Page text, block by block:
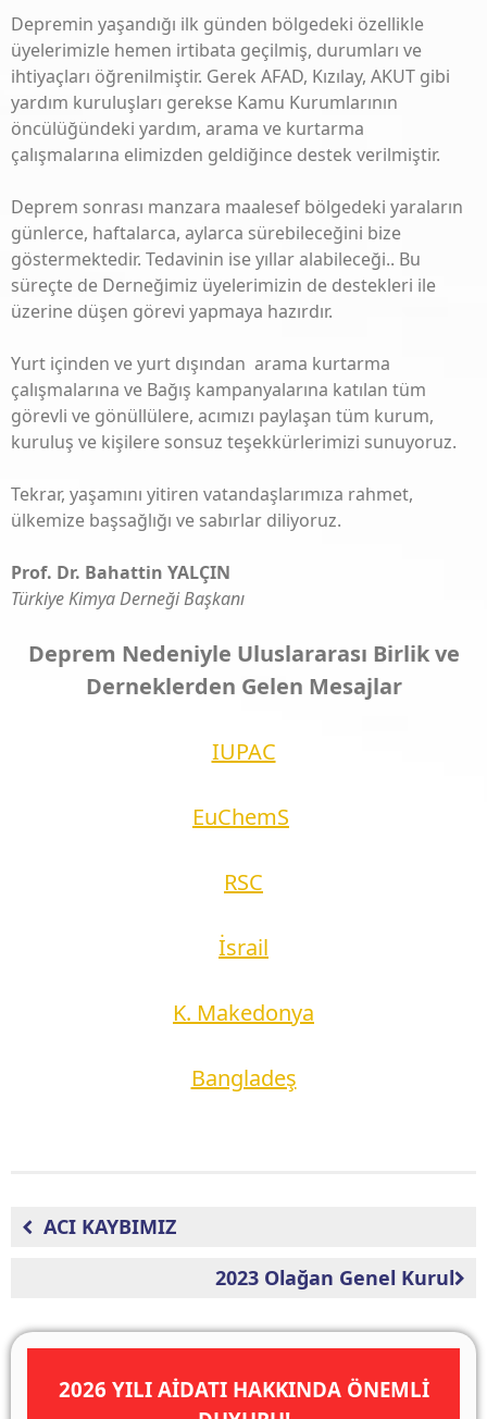
Depremin yaşandığı ilk günden bölgedeki özellikle
üyelerimizle hemen irtibata geçilmiş, durumları ve
ihtiyaçları öğrenilmiştir. Gerek AFAD, Kızılay, AKUT gibi
yardım kuruluşları gerekse Kamu Kurumlarının
öncülüğündeki yardım, arama ve kurtarma
çalışmalarına elimizden geldiğince destek verilmiştir.
Deprem sonrası manzara maalesef bölgedeki yaraların
günlerce, haftalarca, aylarca sürebileceğini bize
göstermektedir. Tedavinin ise yıllar alabileceği.. Bu
süreçte de Derneğimiz üyelerimizin de destekleri ile
üzerine düşen görevi yapmaya hazırdır.
Yurt içinden ve yurt dışından arama kurtarma
çalışmalarına ve Bağış kampanyalarına katılan tüm
görevli ve gönüllülere, acımızı paylaşan tüm kurum,
kuruluş ve kişilere sonsuz teşekkürlerimizi sunuyoruz.
Tekrar, yaşamını yitiren vatandaşlarımıza rahmet,
ülkemize başsağlığı ve sabırlar diliyoruz.
Prof. Dr. Bahattin YALÇIN
Türkiye Kimya Derneği Başkanı
Deprem Nedeniyle Uluslararası Birlik ve
Derneklerden Gelen Mesajlar
IUPAC
EuChemS
RSC
İsrail
K. Makedonya
Bangladeş
ACI KAYBIMIZ
2023 Olağan Genel Kurul
2026 YILI AİDATI HAKKINDA ÖNEMLİ